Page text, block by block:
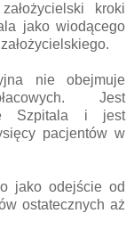
kroki
jako wiodącego
nie obejmuje
Jest
Szpitala i jest
pacjentów w
jako odejście od
ostatecznych aż